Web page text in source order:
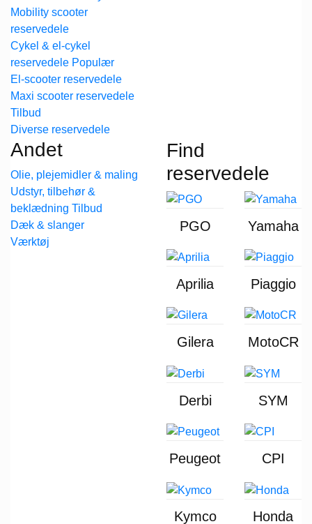
Mobility scooter
reservedele
Cykel & el-cykel
reservedele
El-scooter reservedele
Maxi scooter reservedele
Diverse reservedele
Andet
Olie, plejemidler & maling
Udstyr, tilbehør &
beklædning
Dæk & slanger
Værktøj
Find
reservedele
PGO Yamaha
Aprilia Piaggio
Gilera MotoCR
Derbi SYM
Peugeot CPI
Kymco Honda